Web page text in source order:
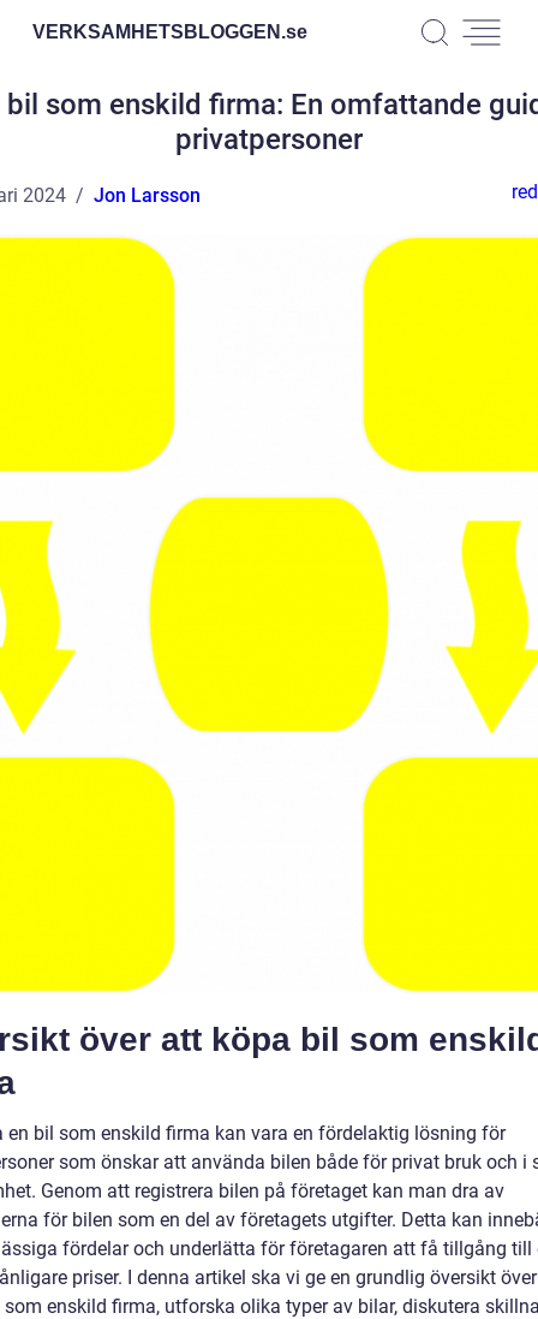
VERKSAMHETSBLOGGEN.se
bil som enskild firma: En omfattande
privatpersoner
2024 Jon Larsson
över att köpa bil som
en bil som enskild firma kan vara en fördelaktig lösning för
som önskar att använda bilen både för privat bruk och i
Genom att registrera bilen på företaget kan man dra av
för bilen som en del av företagets utgifter. Detta kan
fördelar och underlätta för företagaren att få tillgång till
priser. I denna artikel ska vi ge en grundlig översikt
enskild firma, utforska olika typer av bilar, diskutera